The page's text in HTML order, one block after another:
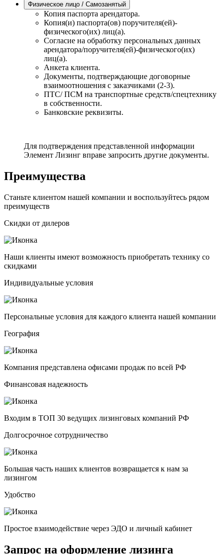
Физическое лицо / Самозанятый
Копия паспорта арендатора.
Копия(и) паспорта(ов) поручителя(ей)-
физического(их) лиц(а).
Согласие на обработку персональных данных
арендатора/поручителя(ей)-физического(их)
лиц(а).
Анкета клиента.
Документы, подтверждающие договорные
взаимоотношения с заказчиками (2-3).
ПТС/ ПСМ на транспортные средств/спецтехнику
в собственности.
Банковские реквизиты.
Для подтверждения представленной информации
Элемент Лизинг вправе запросить другие документы.
Преимущества
Станьте клиентом нашей компании и воспользуйтесь рядом
преимуществ
Скидки от дилеров
Наши клиенты имеют возможность приобретать технику со
скидками
Индивидуальные условия
Персональные условия для каждого клиента нашей компании
География
Компания представлена офисами продаж по всей РФ
Финансовая надежность
Входим в ТОП 30 ведущих лизинговых компаний РФ
Долгосрочное сотрудничество
Большая часть наших клиентов возвращается к нам за
лизингом
Удобство
Простое взаимодействие через ЭДО и личный кабинет
Запрос на оформление лизинга